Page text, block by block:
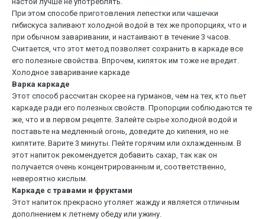
При этом способе приготовления лепестки или чашечки
гибискуса заливают холодной водой в тех же пропорциях, что и
при обычном заваривании, и настаивают в течение 3 часов.
Считается, что этот метод позволяет сохранить в каркаде все
его полезные свойства. Впрочем, кипяток им тоже не вредит.
Холодное заваривание каркаде
Варка каркаде
Этот способ рассчитан скорее на гурманов, чем на тех, кто пьет
каркаде ради его полезных свойств. Пропорции соблюдаются те
же, что и в первом рецепте. Залейте сырье холодной водой и
поставьте на медленный огонь, доведите до кипения, но не
кипятите. Варите 3 минуты. Пейте горячим или охлажденным. В
этот напиток рекомендуется добавить сахар, так как он
получается очень концентрированным и, соответственно,
невероятно кислым.
Каркаде с травами и фруктами
Этот напиток прекрасно утоляет жажду и является отличным
дополнением к летнему обеду или ужину.